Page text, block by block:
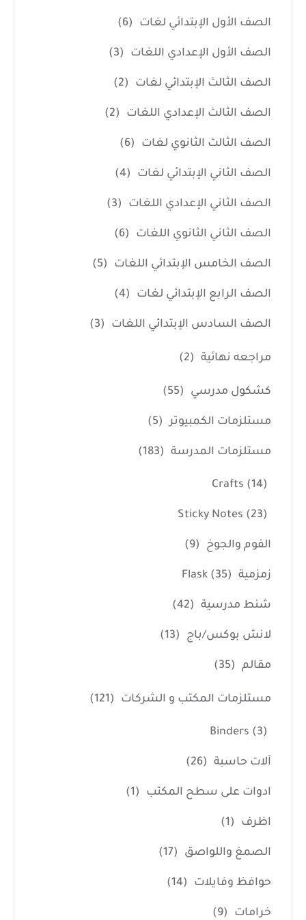
الصف الأول الإبتدائي لغات (6)
الصف الأول الإعدادي اللغات (3)
الصف الثالث الإبتدائي لغات (2)
الصف الثالث الإعدادي اللغات (2)
الصف الثالث الثانوي لغات (6)
الصف الثاني الإبتدائي لغات (4)
الصف الثاني الإعدادي اللغات (3)
الصف الثاني الثانوي اللغات (6)
الصف الخامس الإبتدائي اللغات (5)
الصف الرابع الإبتدائي لغات (4)
الصف السادس الإبتدائي اللغات (3)
مراجعه نهائية (2)
كشكول مدرسي (55)
مستلزمات الكمبيوتر (5)
مستلزمات المدرسة (183)
Crafts (14)
Sticky Notes (23)
الفوم والجوخ (9)
زمزمية Flask (35)
شنط مدرسية (42)
لانش بوكس/باج (13)
مقالم (35)
مستلزمات المكتب و الشركات (121)
Binders (3)
آلات حاسبة (26)
ادوات على سطح المكتب (1)
اظرف (1)
الصمغ واللواصق (17)
حوافظ وفايلات (14)
خرامات (9)